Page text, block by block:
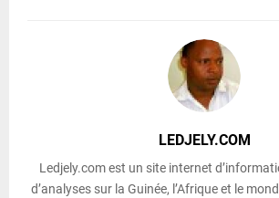
LEDJELY.COM
Ledjely.com est un site internet
d’analyses sur la Guinée, l’Afrique et le